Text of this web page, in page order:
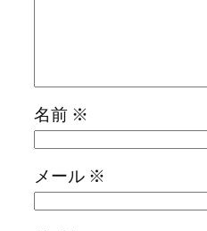
名前 ※
メール ※